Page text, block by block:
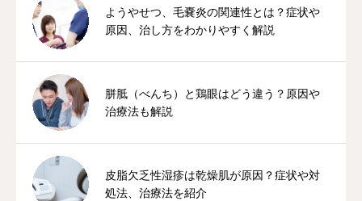
ようやせつ、毛嚢炎の関連性とは？症状や
原因、治し方をわかりやすく解説
胼胝（べんち）と鶏眼はどう違う？原因や
治療法も解説
皮脂欠乏性湿疹は乾燥肌が原因？症状や対
処法、治療法を紹介